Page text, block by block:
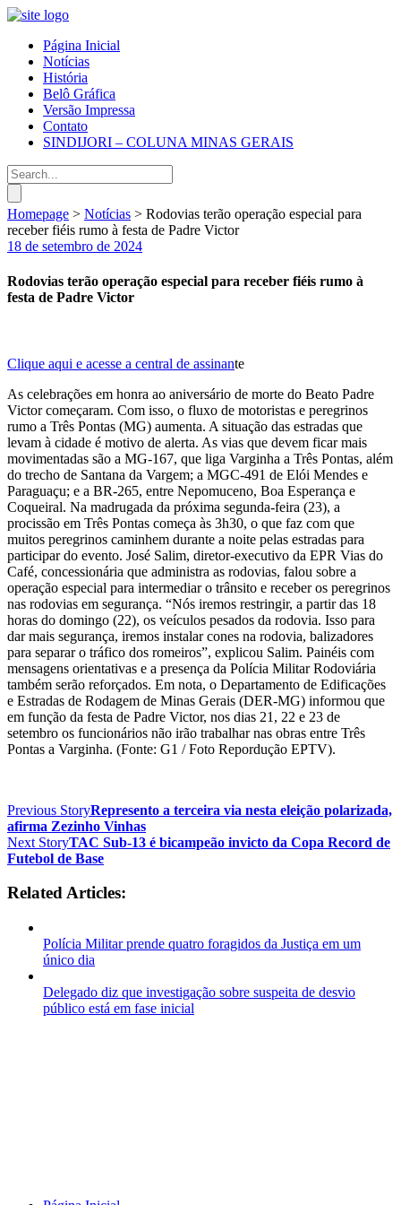
Página Inicial
Notícias
História
Belô Gráfica
Versão Impressa
Contato
SINDIJORI – COLUNA MINAS GERAIS
Homepage > Notícias > Rodovias terão operação especial para
receber fiéis rumo à festa de Padre Victor
18 de setembro de 2024
Rodovias terão operação especial para receber fiéis rumo à
festa de Padre Victor
Clique aqui e acesse a central de assinante
As celebrações em honra ao aniversário de morte do Beato Padre
Victor começaram. Com isso, o fluxo de motoristas e peregrinos
rumo a Três Pontas (MG) aumenta. A situação das estradas que
levam à cidade é motivo de alerta. As vias que devem ficar mais
movimentadas são a MG-167, que liga Varginha a Três Pontas, além
do trecho de Santana da Vargem; a MGC-491 de Elói Mendes e
Paraguaçu; e a BR-265, entre Nepomuceno, Boa Esperança e
Coqueiral. Na madrugada da próxima segunda-feira (23), a
procissão em Três Pontas começa às 3h30, o que faz com que
muitos peregrinos caminhem durante a noite pelas estradas para
participar do evento. José Salim, diretor-executivo da EPR Vias do
Café, concessionária que administra as rodovias, falou sobre a
operação especial para intermediar o trânsito e receber os peregrinos
nas rodovias em segurança. “Nós iremos restringir, a partir das 18
horas do domingo (22), os veículos pesados da rodovia. Isso para
dar mais segurança, iremos instalar cones na rodovia, balizadores
para separar o tráfico dos romeiros”, explicou Salim. Painéis com
mensagens orientativas e a presença da Polícia Militar Rodoviária
também serão reforçados. Em nota, o Departamento de Edificações
e Estradas de Rodagem de Minas Gerais (DER-MG) informou que
em função da festa de Padre Victor, nos dias 21, 22 e 23 de
setembro os funcionários não irão trabalhar nas obras entre Três
Pontas a Varginha. (Fonte: G1 / Foto Repordução EPTV).
Previous StoryRepresento a terceira via nesta eleição polarizada,
afirma Zezinho Vinhas
Next StoryTAC Sub-13 é bicampeão invicto da Copa Record de
Futebol de Base
Related Articles:
Polícia Militar prende quatro foragidos da Justiça em um
único dia
Delegado diz que investigação sobre suspeita de desvio
público está em fase inicial